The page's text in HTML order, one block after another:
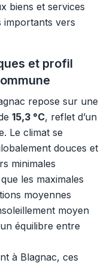
biens et services
importants vers
et profil
repose sur une
15,3 °C, reflet d’un
Le climat se
douces et
minimales
les maximales
moyennes
moyen
équilibre entre
à Blagnac, ces